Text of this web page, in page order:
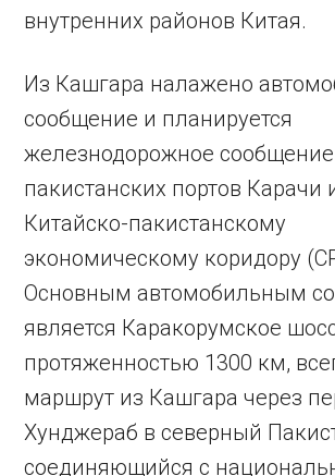
внутренних районов Китая.
Из Кашгара налажено
сообщение и планируется
железнодорожное
пакистанских портов Карачи
Китайско-пакистанскому
экономическому коридору
Основным автомобильным
является Каракорумское
протяженностью 1300 км,
маршрут из Кашгара через
Хунджераб в северный
соединяющийся с